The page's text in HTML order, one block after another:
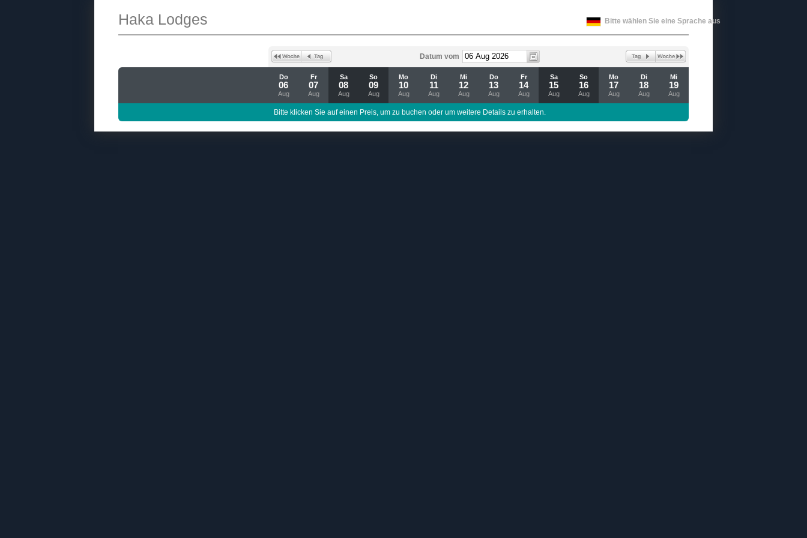
Bitte wählen Sie eine Sprache aus
Haka Lodges
Datum vom
Do
06
Aug
Fr
07
Aug
Sa
08
Aug
So
09
Aug
Mo
10
Aug
Di
11
Aug
Mi
12
Aug
Do
13
Aug
Fr
14
Aug
Sa
15
Aug
So
16
Aug
Mo
17
Aug
Di
18
Aug
Mi
19
Aug
Bitte klicken Sie auf einen Preis, um zu buchen oder um weitere Details zu erhalten.